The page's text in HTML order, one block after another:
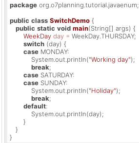
package org.o7planning.tutorial.javaenum;
public class SwitchDemo {
public static void main(String[] args) {
WeekDay day = WeekDay.THURSDAY;
switch (day) {
case MONDAY:
           System.out.println(
"Working day");
break;
case SATURDAY:
case SUNDAY:
           System.out.println(
"Holiday");
break;
default:
           System.out.println(day);
       }
   }
}